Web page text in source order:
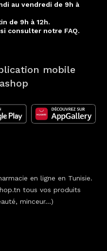
au vendredi de 9h à
de 9h à 12h.
consulter notre FAQ.
mobile
en ligne en Tunisie.
tous vos produits
minceur...)